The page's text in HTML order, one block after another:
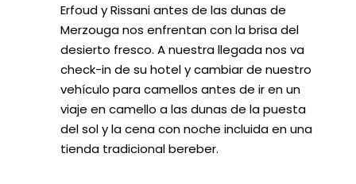
Erfoud y Rissani antes de las dunas de
Merzouga nos enfrentan con la brisa del
desierto fresco. A nuestra llegada nos va
check-in de su hotel y cambiar de nuestro
vehículo para camellos antes de ir en un
viaje en camello a las dunas de la puesta
del sol y la cena con noche incluida en una
tienda tradicional bereber.